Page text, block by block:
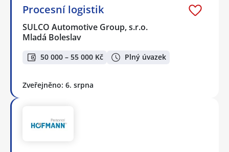
Procesní logistik
SULCO Automotive Group, s.r.o.
Mladá Boleslav
50 000 – 55 000 Kč Plný úvazek
Zveřejněno: 6. srpna